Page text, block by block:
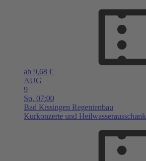
ab 9,68 €
AUG
9
So, 07:00
Bad Kissingen Regentenbau
Kurkonzerte und Heilwasserausschank